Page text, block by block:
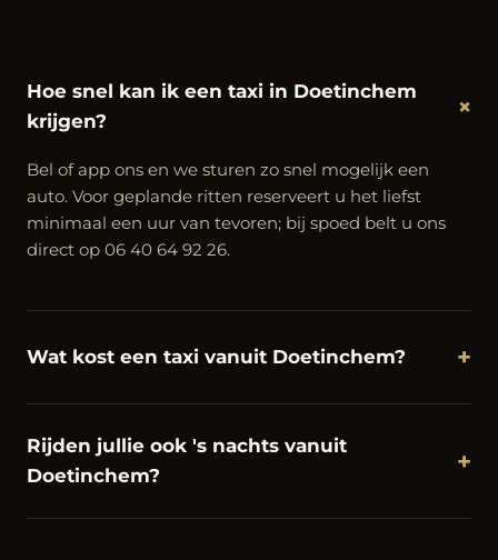
Hoe snel kan ik een taxi in Doetinchem
krijgen?
+
Bel of app ons en we sturen zo snel mogelijk een
auto. Voor geplande ritten reserveert u het liefst
minimaal een uur van tevoren; bij spoed belt u ons
direct op 06 40 64 92 26.
Wat kost een taxi vanuit Doetinchem? +
Rijden jullie ook 's nachts vanuit
Doetinchem?
+